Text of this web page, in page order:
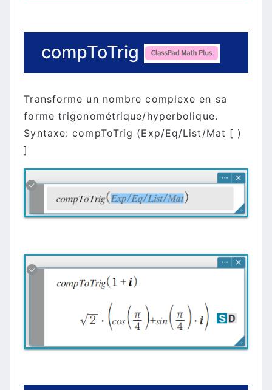
compToTrig
Transforme un nombre complexe en sa
forme trigonométrique/hyperbolique.
Syntaxe: compToTrig (Exp/Eq/List/Mat [ )
]